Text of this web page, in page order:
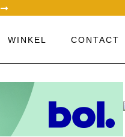
WINKEL CONTACT